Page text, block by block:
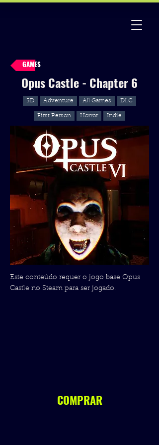
GAMES
Opus Castle - Chapter 6
3D Adventure All Games DLC
First Person Horror Indie
Este conteúdo requer o jogo base Opus
Castle no Steam para ser jogado.
COMPRAR